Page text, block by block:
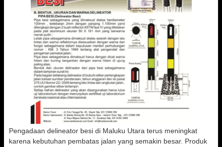
Pengadaan delineator besi di Maluku Utara terus meningkat
karena kebutuhan pembatas jalan yang semakin besar. Produk